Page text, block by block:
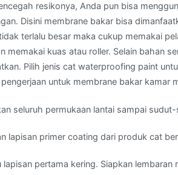
resikonya, Anda pun bisa
Disini membrane bakar bisa
terlalu besar maka cukup memakai
memakai kuas atau roller. Selain bahan
Pilih jenis cat waterproofing paint
untuk membrane bakar kamar
seluruh permukaan lantai sampai
lapisan primer coating dari produk cat
lapisan pertama kering. Siapkan